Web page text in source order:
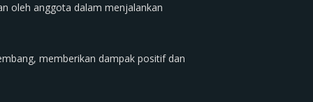
oleh anggota dalam menjalankan
memberikan dampak positif dan